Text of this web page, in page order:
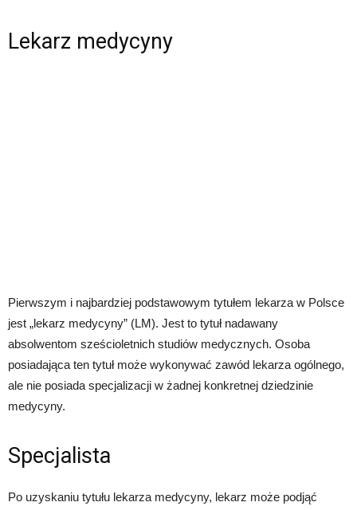
Lekarz medycyny
Pierwszym i najbardziej podstawowym tytułem lekarza w Polsce
jest „lekarz medycyny” (LM). Jest to tytuł nadawany
absolwentom sześcioletnich studiów medycznych. Osoba
posiadająca ten tytuł może wykonywać zawód lekarza ogólnego,
ale nie posiada specjalizacji w żadnej konkretnej dziedzinie
medycyny.
Specjalista
Po uzyskaniu tytułu lekarza medycyny, lekarz może podjąć